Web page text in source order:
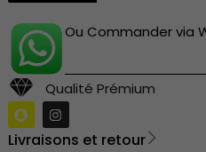
Ou Commander via
Qualité Prémium
Livraisons et retour